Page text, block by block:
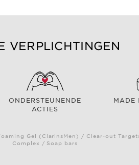
VERPLICHTINGEN
ONDERSTEUNENDE
ACTIES
MADE
Gel (ClarinsMen) / Clear-out
Complex / Soap bars